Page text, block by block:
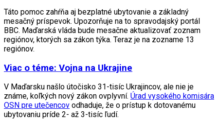
Táto pomoc zahŕňa aj bezplatné ubytovanie a základný
mesačný príspevok. Upozorňuje na to spravodajský portál
BBC. Maďarská vláda bude mesačne aktualizovať zoznam
regiónov, ktorých sa zákon týka. Teraz je na zozname 13
regiónov.
Viac o téme: Vojna na Ukrajine
V Maďarsku našlo útočisko 31-tisíc Ukrajincov, ale nie je
známe, koľkých nový zákon ovplyvní. Úrad vysokého komisára
OSN pre utečencov odhaduje, že o prístup k dotovanému
ubytovaniu príde 2- až 3-tisíc ľudí.